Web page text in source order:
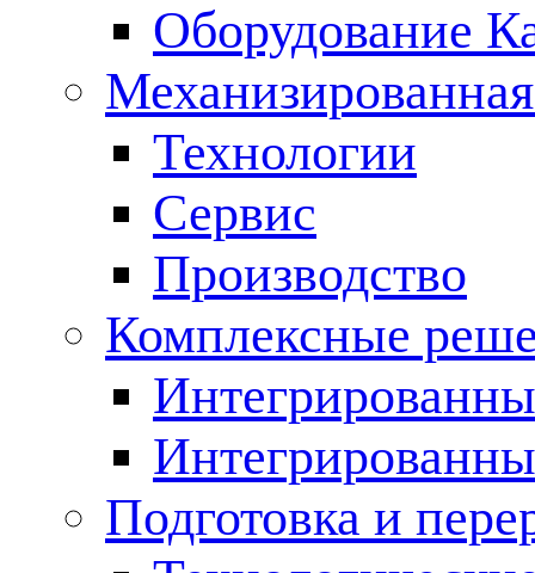
Оборудование
Технологии
Сервис
Производство
Комплексные
Подготовка и